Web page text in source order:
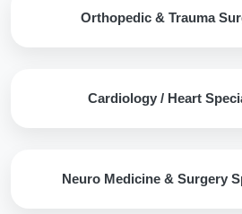
Orthopedic & Trauma
Cardiology / Heart
Neuro Medicine & Surgery